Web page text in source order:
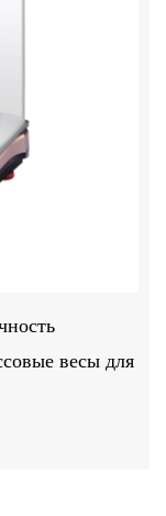
весы для